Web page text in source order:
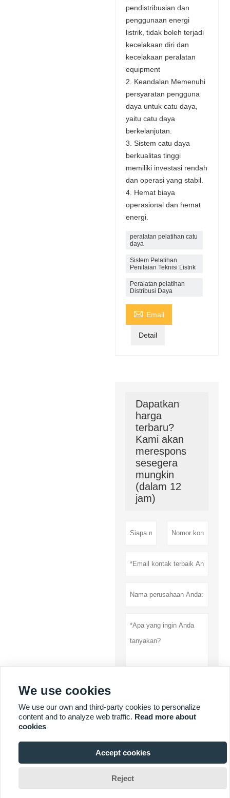

pendistribusian dan
penggunaan energi
listrik, tidak boleh terjadi
kecelakaan diri dan
kecelakaan peralatan
equipment
2. Keandalan Memenuhi
persyaratan pengguna
daya untuk catu daya,
yaitu catu daya
berkelanjutan.
3. Sistem catu daya
berkualitas tinggi
memiliki investasi rendah
dan operasi yang stabil.
4. Hemat biaya
operasional dan hemat
energi.
peralatan pelatihan catu
daya
Sistem Pelatihan
Penilaian Teknisi Listrik
Peralatan pelatihan
Distribusi Daya
 Email
Detail
Dapatkan
harga
terbaru?
Kami akan
merespons
sesegera
mungkin
(dalam 12
jam)
Rahasia pribadi
LEBIH BANYAK LAYANAN
We use cookies
We use our own and third-party cookies to personalize
content and to analyze web traffic. Read more about
cookies
Accept cookies
Reject